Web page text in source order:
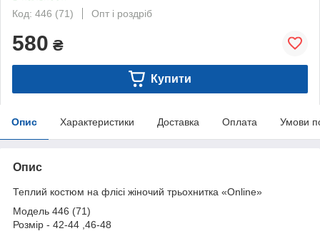
Код: 446 (71)
Опт і роздріб
580 ₴
Купити
Опис Характеристики Доставка Оплата Умови
Опис
Теплий костюм на флісі жіночий трьохнитка «Online»
Модель 446 (71)
Розмір - 42-44 ,46-48